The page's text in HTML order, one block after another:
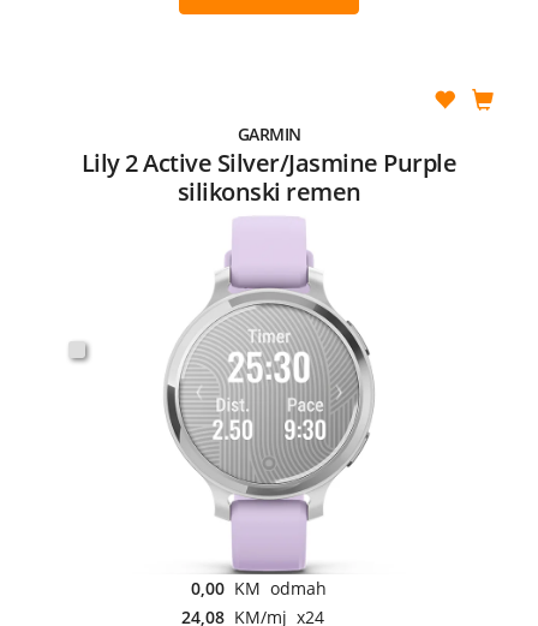
GARMIN
Lily 2 Active Silver/Jasmine Purple
silikonski remen
0,00 KM odmah
24,08 KM/mj x24